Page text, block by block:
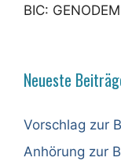
BIC:
Neueste
Vorschlag zur
Anhörung zur